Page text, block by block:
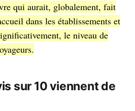
qui aurait, globalement, fait
dans les établissements et
le niveau de
sur 10 viennent de